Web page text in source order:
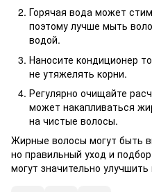
Горячая вода может
поэтому лучше мыть
водой.
Наносите кондиционер
не утяжелять корни.
Регулярно очищайте
может накапливаться
на чистые волосы.
Жирные волосы могут быть
но правильный уход и
могут значительно улучшить